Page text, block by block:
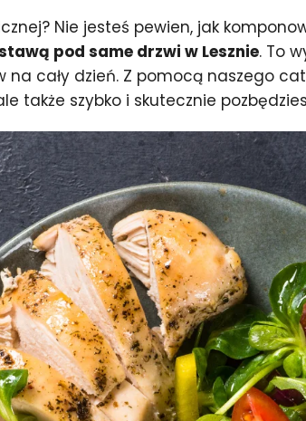
Nie jesteś pewien, jak
pod same drzwi w Lesznie. To
cały dzień. Z pomocą naszego
także szybko i skutecznie